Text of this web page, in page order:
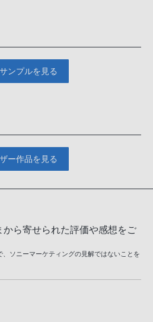
ンプルを見る
ー作品を見る
ら寄せられた評価や感想をご
ソニーマーケティングの見解ではないことを